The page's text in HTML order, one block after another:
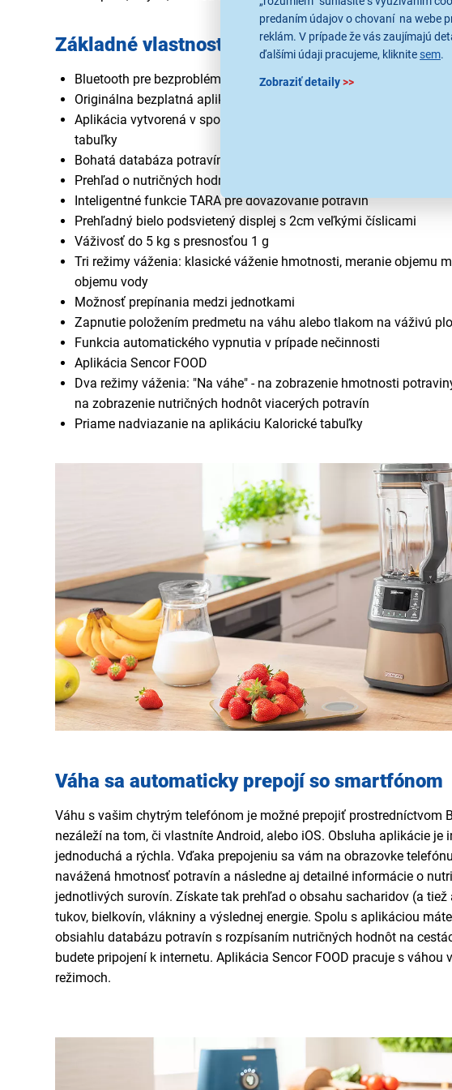
predaním údajov o chovaní na webe
reklám. V prípade že vás zaujímajú
ďalšími údaji pracujeme, kliknite sem.
Zobraziť detaily>>
Základné vlastnosti produktu:
Bluetooth pre bezproblémové a rýchle pripojenie váhy k smartfónu
Originálna bezplatná aplikácia Sencor FOOD dostupná pre iOS a
Aplikácia vytvorená v spolupráci s tvorcami populárnej aplikácie
tabuľky
Bohatá databáza potravín s viac ako 400 000 položkami
Prehľad o nutričných hodnotách potravín
Inteligentné funkcie TARA pre dovažovanie potravín
Prehľadný bielo podsvietený displej s 2cm veľkými číslicami
Váživosť do 5 kg s presnosťou 1 g
Tri režimy váženia: klasické váženie hmotnosti, meranie objemu
objemu vody
Možnosť prepínania medzi jednotkami
Zapnutie položením predmetu na váhu alebo tlakom na váživú
Funkcia automatického vypnutia v prípade nečinnosti
Aplikácia Sencor FOOD
Dva režimy váženia: "Na váhe" - na zobrazenie hmotnosti
na zobrazenie nutričných hodnôt viacerých potravín
Priame nadviazanie na aplikáciu Kalorické tabuľky
Váha sa automaticky prepojí so smartfónom
Váhu s vašim chytrým telefónom je možné prepojiť prostredníctvom
nezáleží na tom, či vlastníte Android, alebo iOS. Obsluha aplikácie je
jednoduchá a rýchla. Vďaka prepojeniu sa vám na obrazovke
navážená hmotnosť potravín a následne aj detailné informácie o
jednotlivých surovín. Získate tak prehľad o obsahu sacharidov (a tiež
tukov, bielkovín, vlákniny a výslednej energie. Spolu s aplikáciou
obsiahlu databázu potravín s rozpísaním nutričných hodnôt na
budete pripojení k internetu. Aplikácia Sencor FOOD pracuje s váhou
režimoch.